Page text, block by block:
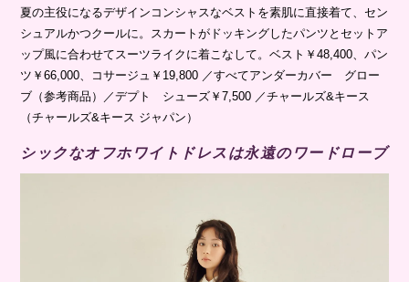
夏の主役になるデザインコンシャスなベストを素肌に直接着て、セン
シュアルかつクールに。スカートがドッキングしたパンツとセットア
ップ風に合わせてスーツライクに着こなして。ベスト￥48,400、パン
ツ￥66,000、コサージュ￥19,800 ／すべてアンダーカバー グロー
ブ（参考商品）／デプト シューズ￥7,500 ／チャールズ&キース
（チャールズ&キース ジャパン）
シックなオフホワイトドレスは永遠のワードローブ